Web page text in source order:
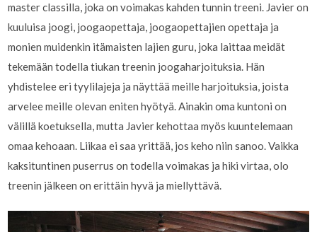
master classilla, joka on voimakas kahden tunnin treeni. Javier on
kuuluisa joogi, joogaopettaja, joogaopettajien opettaja ja
monien muidenkin itämaisten lajien guru, joka laittaa meidät
tekemään todella tiukan treenin joogaharjoituksia. Hän
yhdistelee eri tyylilajeja ja näyttää meille harjoituksia, joista
arvelee meille olevan eniten hyötyä. Ainakin oma kuntoni on
välillä koetuksella, mutta Javier kehottaa myös kuuntelemaan
omaa kehoaan. Liikaa ei saa yrittää, jos keho niin sanoo. Vaikka
kaksituntinen puserrus on todella voimakas ja hiki virtaa, olo
treenin jälkeen on erittäin hyvä ja miellyttävä.